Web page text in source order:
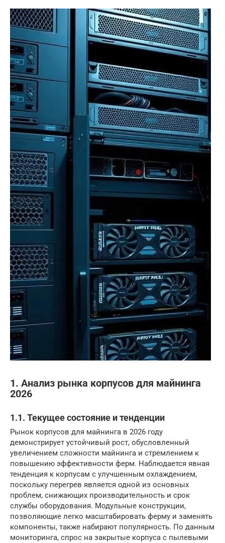
1. Анализ рынка корпусов для майнинга
2026
1.1. Текущее состояние и тенденции
Рынок корпусов для майнинга в 2026 году
демонстрирует устойчивый рост, обусловленный
увеличением сложности майнинга и стремлением к
повышению эффективности ферм. Наблюдается явная
тенденция к корпусам с улучшенным охлаждением,
поскольку перегрев является одной из основных
проблем, снижающих производительность и срок
службы оборудования. Модульные конструкции,
позволяющие легко масштабировать ферму и заменять
компоненты, также набирают популярность. По данным
мониторинга, спрос на закрытые корпуса с пылевыми